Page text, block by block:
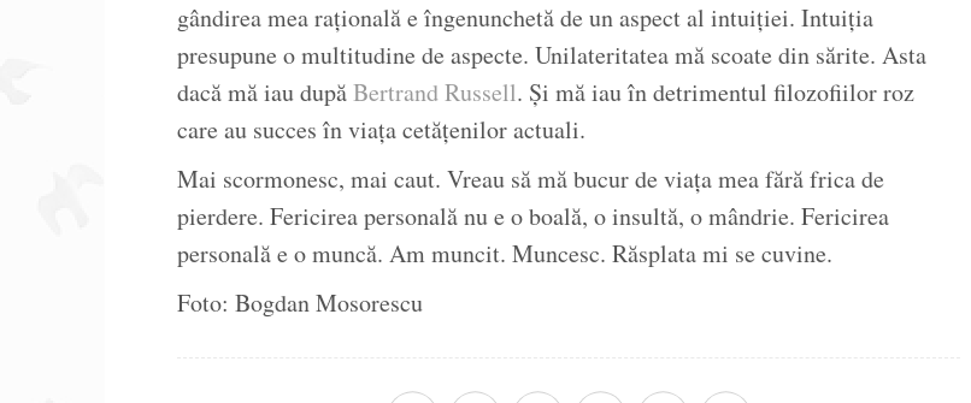
gândirea mea rațională e îngenunchetă de un aspect al intuiției. Intuiția
presupune o multitudine de aspecte. Unilateritatea mă scoate din sărite. Asta
dacă mă iau dupăBertrand Russell. Și mă iau în detrimentul filozofiilor roz
care au succes în viața cetățenilor actuali.
Mai scormonesc, mai caut. Vreau să mă bucur de viața mea fără frica de
pierdere. Fericirea personală nu e o boală, o insultă, o mândrie. Fericirea
personală e o muncă. Am muncit. Muncesc. Răsplata mi se cuvine.
Foto: Bogdan Mosorescu